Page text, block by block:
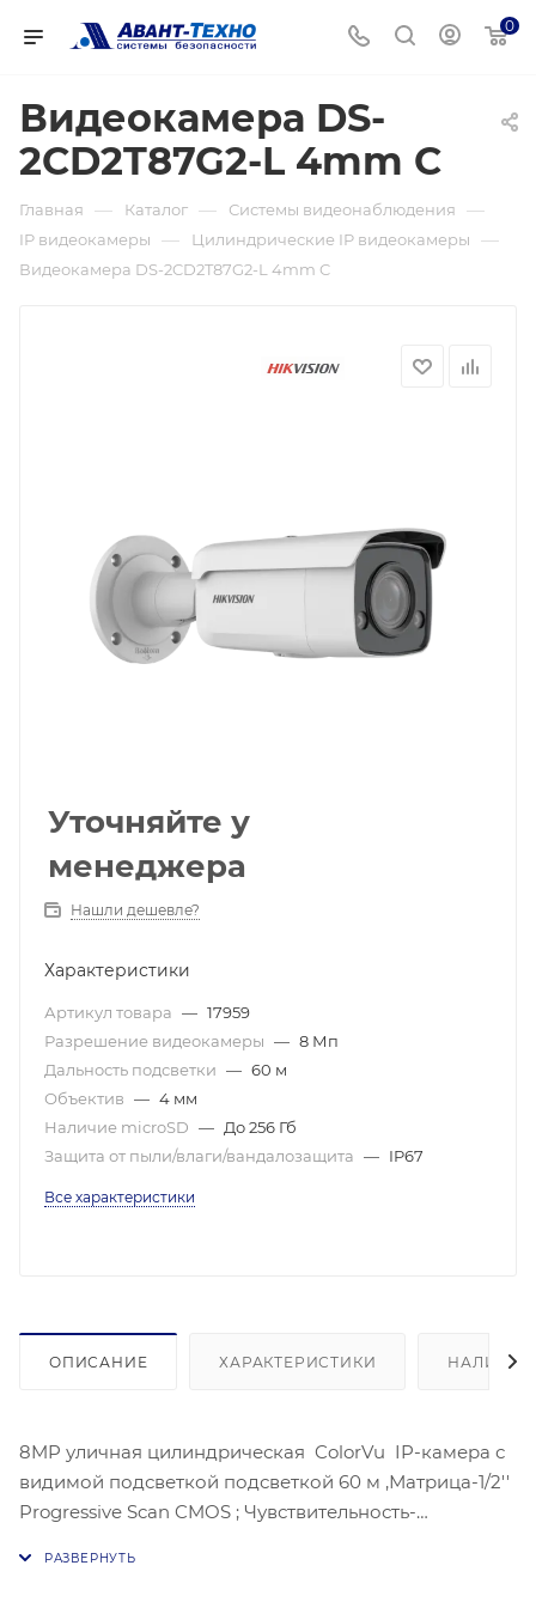
0
Видеокамера DS-
2CD2T87G2-L 4mm C
Главная — Каталог — Системы видеонаблюдения —
IP видеокамеры — Цилиндрические IP видеокамеры —
Видеокамера DS-2CD2T87G2-L 4mm C
Уточняйте у
менеджера
Нашли дешевле?
Характеристики
Артикул товара — 17959
Разрешение видеокамеры — 8 Мп
Дальность подсветки — 60 м
Объектив — 4 мм
Наличие microSD — До 256 Гб
Защита от пыли/влаги/вандалозащита — IP67
Все характеристики
ОПИСАНИЕ ХАРАКТЕРИСТИКИ НАЛИЧИЕ
8MP уличная цилиндрическая ColorVu IP-камера с
видимой подсветкой подсветкой 60 м ,Матрица-1/2''
Progressive Scan CMOS ; Чувствительность-